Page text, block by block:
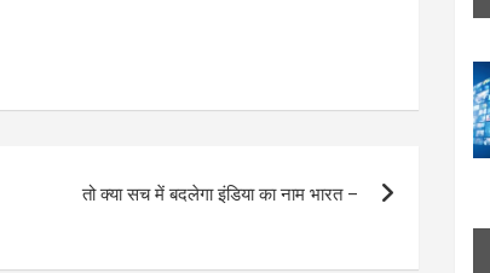
तो क्या सच में बदलेगा इंडिया का नाम भारत –